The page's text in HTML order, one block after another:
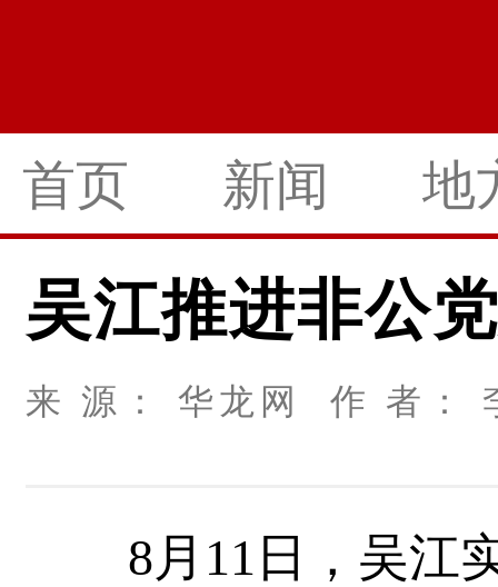
首页 新闻 地
吴江推进非公
来 源： 华龙网 作 者：
8月11日，吴江实